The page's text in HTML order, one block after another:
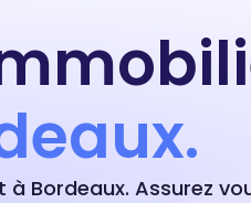
Bordeaux. Assurez